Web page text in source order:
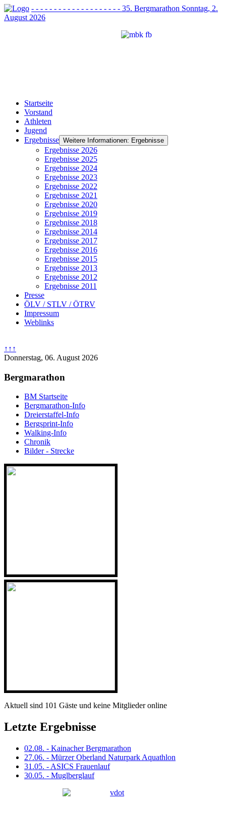
- - - - - - - - - - - - - - - - - - - - 35. Bergmarathon Sonntag, 2.
August 2026
Startseite
Vorstand
Athleten
Jugend
Ergebnisse Weitere Informationen: Ergebnisse
Ergebnisse 2026
Ergebnisse 2025
Ergebnisse 2024
Ergebnisse 2023
Ergebnisse 2022
Ergebnisse 2021
Ergebnisse 2020
Ergebnisse 2019
Ergebnisse 2018
Ergebnisse 2014
Ergebnisse 2017
Ergebnisse 2016
Ergebnisse 2015
Ergebnisse 2013
Ergebnisse 2012
Ergebnisse 2011
Presse
ÖLV / STLV / ÖTRV
Impressum
Weblinks
↑↑↑
Donnerstag, 06. August 2026
Bergmarathon
BM Startseite
Bergmarathon-Info
Dreierstaffel-Info
Bergsprint-Info
Walking-Info
Chronik
Bilder - Strecke
Aktuell sind 101 Gäste und keine Mitglieder online
Letzte Ergebnisse
02.08. - Kainacher Bergmarathon
27.06. - Mürzer Oberland Naturpark Aquathlon
31.05. - ASICS Frauenlauf
30.05. - Muglberglauf